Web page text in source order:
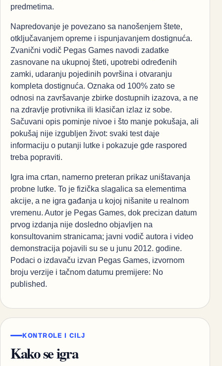
predmetima.
Napredovanje je povezano sa nanošenjem štete,
otključavanjem opreme i ispunjavanjem dostignuća.
Zvanični vodič Pegas Games navodi zadatke
zasnovane na ukupnoj šteti, upotrebi određenih
zamki, udaranju pojedinih površina i otvaranju
kompleta dostignuća. Oznaka od 100% zato se
odnosi na završavanje zbirke dostupnih izazova, a ne
na zdravlje protivnika ili klasičan izlaz iz sobe.
Sačuvani opis pominje nivoe i što manje pokušaja, ali
pokušaj nije izgubljen život: svaki test daje
informaciju o putanji lutke i pokazuje gde raspored
treba popraviti.
Igra ima crtan, namerno preteran prikaz uništavanja
probne lutke. To je fizička slagalica sa elementima
akcije, a ne igra gađanja u kojoj nišanite u realnom
vremenu. Autor je Pegas Games, dok precizan datum
prvog izdanja nije dosledno objavljen na
konsultovanim stranicama; javni vodič autora i video
demonstracija pojavili su se u junu 2012. godine.
Podaci o izdavaču izvan Pegas Games, izvornom
broju verzije i tačnom datumu premijere: No
published.
KONTROLE I CILJ
Kako se igra